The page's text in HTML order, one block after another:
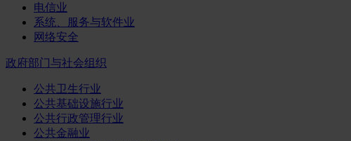
电信业
系统、服务与软件业
网络安全
政府部门与社会组织
公共卫生行业
公共基础设施行业
公共行政管理行业
公共金融业